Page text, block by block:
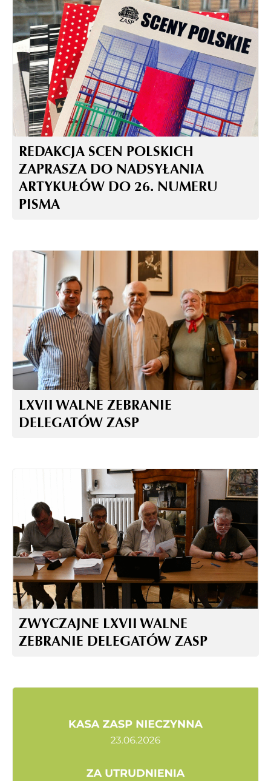
REDAKCJA SCEN POLSKICH
ZAPRASZA DO NADSYŁANIA
ARTYKUŁÓW DO 26. NUMERU
PISMA
LXVII WALNE ZEBRANIE
DELEGATÓW ZASP
ZWYCZAJNE LXVII WALNE
ZEBRANIE DELEGATÓW ZASP